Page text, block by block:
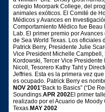
colegio Moorpark College, del
animales exóticos. El Comité de
Médicos y Avances en
Comportamiento Médico fue
Lab. El primer premio por
de Sea World Texas. Los oficiales
Patrick Berry, Presidente Julie
Vice President Michelle
Kordowski, Tercer Vice
Nicoll, Tesorero Kathy Taht y
Jeffries. Esta es la primera vez
es ocupado. Patrick Berry es
NOV 2001“Back to Basics” (“De
Soundings.APR 2002El primer
realizado por el Acuario de Moody
Texas.MAY 2002